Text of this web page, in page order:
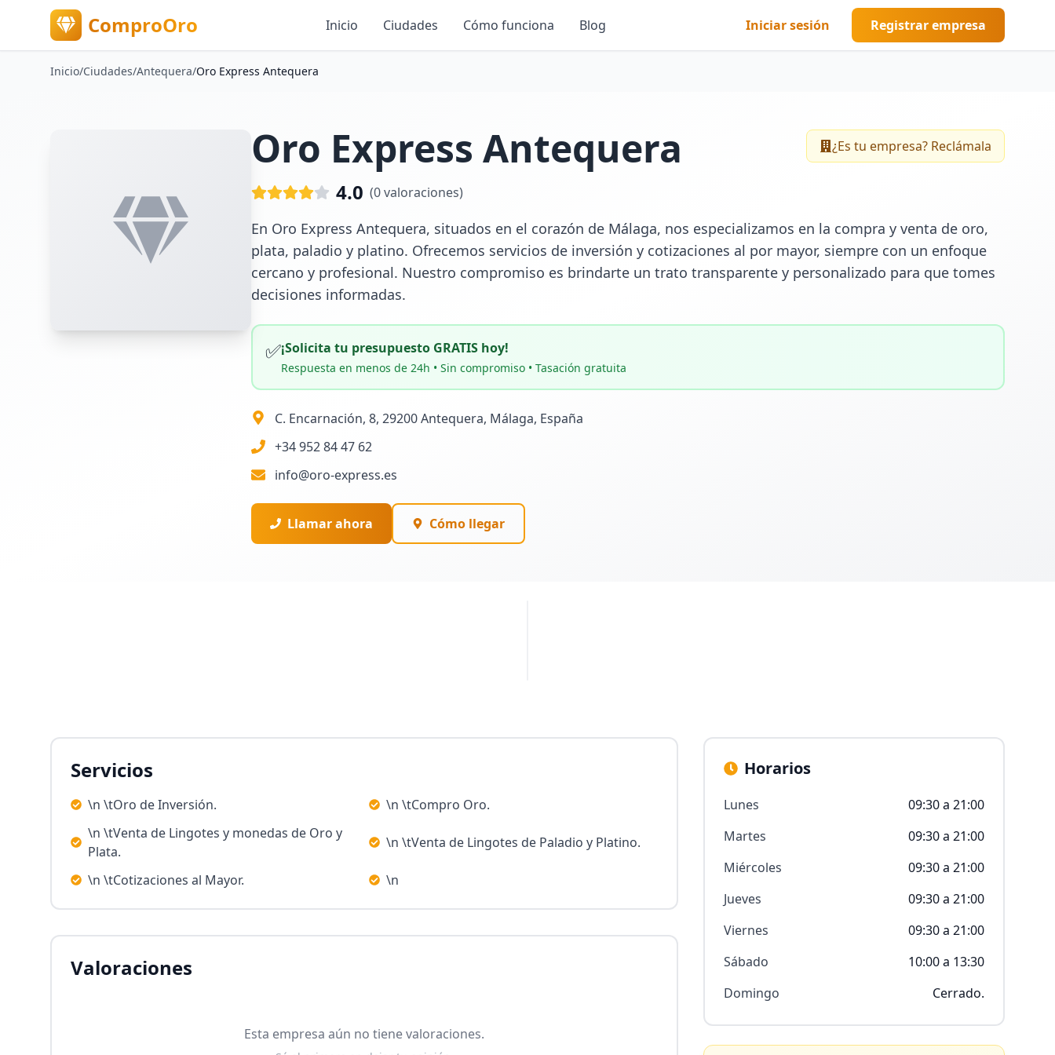
ComproOro Inicio Ciudades Cómo funciona Blog Iniciar sesión Registrar empresa
Inicio/Ciudades/Antequera/Oro Express Antequera
Oro Express Antequera ¿Es tu empresa? Reclámala
4.0 (0valoraciones)
En Oro Express Antequera, situados en el corazón de Málaga, nos especializamos en la compra y venta de oro,
plata, paladio y platino. Ofrecemos servicios de inversión y cotizaciones al por mayor, siempre con un enfoque
cercano y profesional. Nuestro compromiso es brindarte un trato transparente y personalizado para que tomes
decisiones informadas.
✅¡Solicita tu presupuesto GRATIS hoy!
Respuesta en menos de 24h • Sin compromiso • Tasación gratuita
C. Encarnación, 8, 29200 Antequera, Málaga, España
+34 952 84 47 62
info@oro-express.es
Llamar ahora Cómo llegar
Servicios
\n \tOro de Inversión.
\n \tCompro Oro.
\n \tVenta de Lingotes y monedas de Oro y
Plata.
\n \tVenta de Lingotes de Paladio y Platino.
\n \tCotizaciones al Mayor. \n
Valoraciones
Esta empresa aún no tiene valoraciones.
Horarios
Lunes
09:30 a 21:00
Martes
09:30 a 21:00
Miércoles
09:30 a 21:00
Jueves
09:30 a 21:00
Viernes
09:30 a 21:00
Sábado
10:00 a 13:30
Domingo
Cerrado.